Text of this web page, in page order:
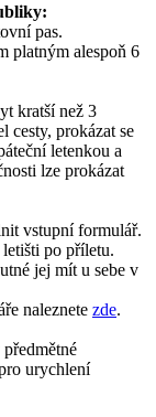
pas.
platným alespoň 6
kratší než 3
cesty, prokázat se
letenkou a
lze prokázat
vstupní formulář.
letišti po příletu.
jej mít u sebe v
naleznete zde.
urychlení